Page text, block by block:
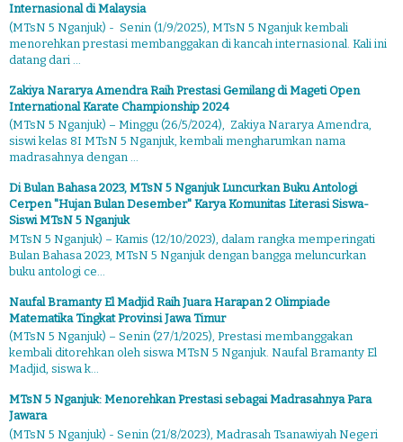
Internasional di Malaysia
(MTsN 5 Nganjuk) - Senin (1/9/2025), MTsN 5 Nganjuk kembali
menorehkan prestasi membanggakan di kancah internasional. Kali ini
datang dari ...
Zakiya Nararya Amendra Raih Prestasi Gemilang di Mageti Open
International Karate Championship 2024
(MTsN 5 Nganjuk) – Minggu (26/5/2024), Zakiya Nararya Amendra,
siswi kelas 8I MTsN 5 Nganjuk, kembali mengharumkan nama
madrasahnya dengan ...
Di Bulan Bahasa 2023, MTsN 5 Nganjuk Luncurkan Buku Antologi
Cerpen "Hujan Bulan Desember" Karya Komunitas Literasi Siswa-
Siswi MTsN 5 Nganjuk
MTsN 5 Nganjuk) – Kamis (12/10/2023), dalam rangka memperingati
Bulan Bahasa 2023, MTsN 5 Nganjuk dengan bangga meluncurkan
buku antologi ce...
Naufal Bramanty El Madjid Raih Juara Harapan 2 Olimpiade
Matematika Tingkat Provinsi Jawa Timur
(MTsN 5 Nganjuk) – Senin (27/1/2025), Prestasi membanggakan
kembali ditorehkan oleh siswa MTsN 5 Nganjuk. Naufal Bramanty El
Madjid, siswa k...
MTsN 5 Nganjuk: Menorehkan Prestasi sebagai Madrasahnya Para
Jawara
(MTsN 5 Nganjuk) - Senin (21/8/2023), Madrasah Tsanawiyah Negeri